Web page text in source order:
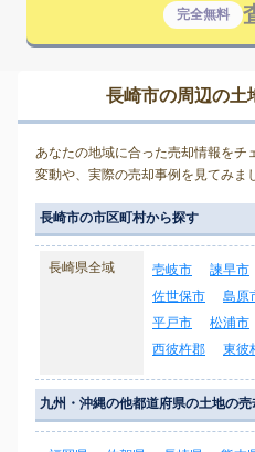
完全無料
長崎市の周辺の土
あなたの地域に合った売却情報をチ
変動や、実際の売却事例を見てみま
長崎市の市区町村から探す
長崎県全域 壱岐市 諫早市
佐世保市
島原
平戸市
松浦市
西彼杵郡
東彼
九州・沖縄の他都道府県の土地の